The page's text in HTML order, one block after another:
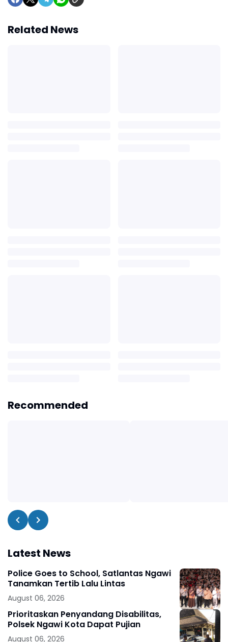
Related News
Recommended
Latest News
Police Goes to School, Satlantas Ngawi
Tanamkan Tertib Lalu Lintas
August 06, 2026
Prioritaskan Penyandang Disabilitas,
Polsek Ngawi Kota Dapat Pujian
August 06, 2026